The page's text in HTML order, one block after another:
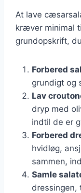
At lave
kræver minimal
grundopskrift,
Forbered
grundigt og
Lav
dryp med
indtil de er
Forbered
hvidløg,
sammen,
Samle